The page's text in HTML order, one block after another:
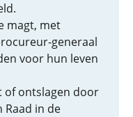
magt, met
generaal
voor hun leven
of ontslagen door
Raad in de